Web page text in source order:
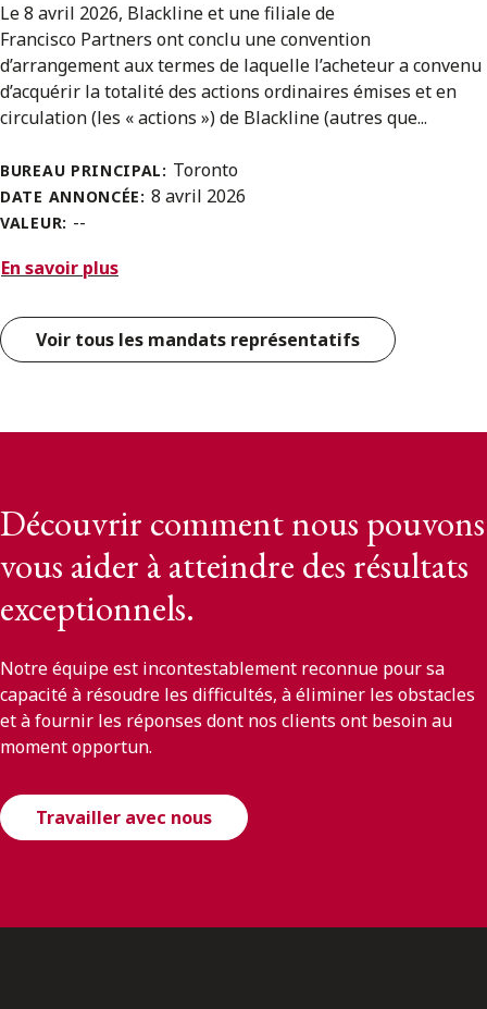
Le 8 avril 2026, Blackline et une filiale de
Francisco Partners ont conclu une convention
d’arrangement aux termes de laquelle l’acheteur a convenu
d’acquérir la totalité des actions ordinaires émises et en
circulation (les « actions ») de Blackline (autres que...
BUREAU PRINCIPAL: Toronto
DATE ANNONCÉE: 8 avril 2026
VALEUR: --
En savoir plus
Voir tous les mandats représentatifs
Découvrir comment nous pouvons
vous aider à atteindre des résultats
exceptionnels.
Notre équipe est incontestablement reconnue pour sa
capacité à résoudre les difficultés, à éliminer les obstacles
et à fournir les réponses dont nos clients ont besoin au
moment opportun.
Travailler avec nous